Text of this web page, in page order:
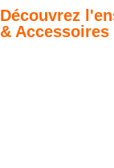
Découvrez
& Accessoires